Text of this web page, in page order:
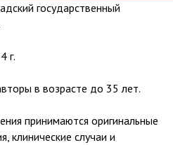
государственный
г.
в возрасте до 35 лет.
принимаются оригинальные
клинические случаи и